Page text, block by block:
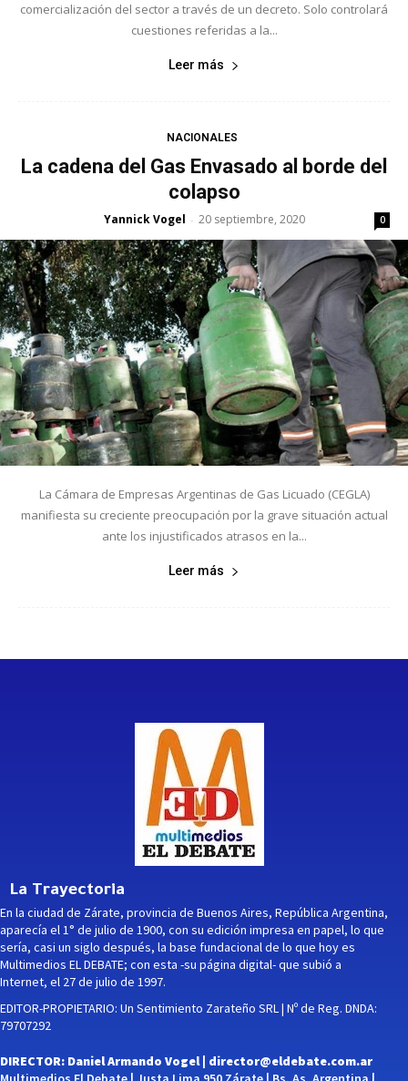
comercialización del sector a través de un decreto. Solo controlará
cuestiones referidas a la...
Leer más
NACIONALES
La cadena del Gas Envasado al borde del
colapso
Yannick Vogel - 20 septiembre, 2020 0
La Cámara de Empresas Argentinas de Gas Licuado (CEGLA)
manifiesta su creciente preocupación por la grave situación actual
ante los injustificados atrasos en la...
Leer más
La Trayectoria
En la ciudad de Zárate, provincia de Buenos Aires, República Argentina,
aparecía el 1° de julio de 1900, con su edición impresa en papel, lo que
sería, casi un siglo después, la base fundacional de lo que hoy es
Multimedios EL DEBATE; con esta -su página digital- que subió a
Internet, el 27 de julio de 1997.
EDITOR-PROPIETARIO: Un Sentimiento Zarateño SRL | Nº de Reg. DNDA:
79707292
DIRECTOR: Daniel Armando Vogel | director@eldebate.com.ar